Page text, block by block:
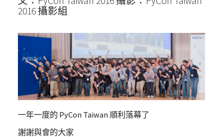
2016 攝影組
一年一度的 PyCon Taiwan 順利落幕了
謝謝與會的大家